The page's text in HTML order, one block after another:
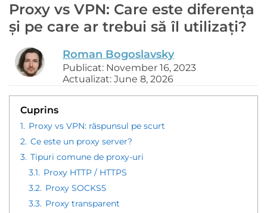
Proxy vs VPN: Care este diferența
și pe care ar trebui să îl utilizați?
Roman Bogoslavsky
Publicat: November 16, 2023
Actualizat: June 8, 2026
Cuprins
1. Proxy vs VPN: răspunsul pe scurt
2. Ce este un proxy server?
3. Tipuri comune de proxy-uri
3.1. Proxy HTTP / HTTPS
3.2. Proxy SOCKS5
3.3. Proxy transparent